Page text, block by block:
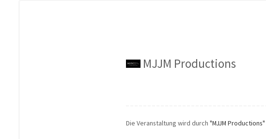
MJJM Productions
Die Veranstaltung wird durch"MJJM Productions"